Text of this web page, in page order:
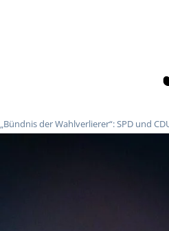
„Bündnis der Wahlverlierer“: SPD und